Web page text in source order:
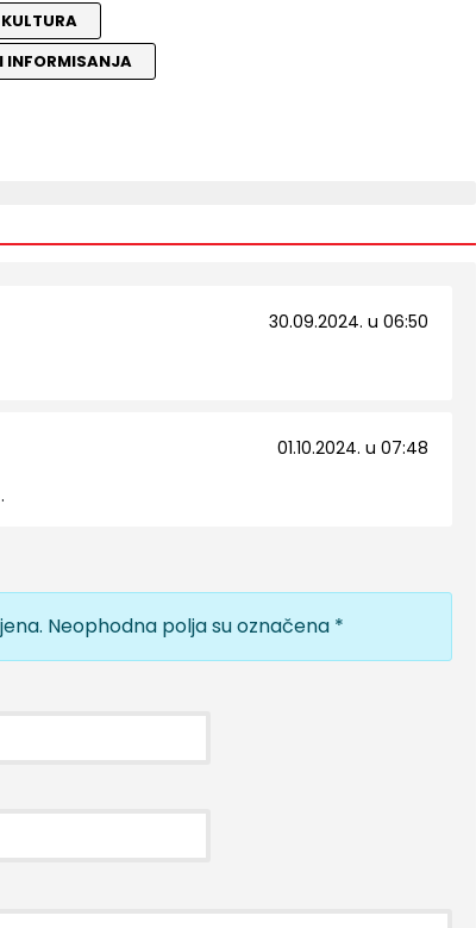
KULTURA
INFORMISANJA
30.09.2024. u 06:50
01.10.2024. u 07:48
Neophodna polja su označena *